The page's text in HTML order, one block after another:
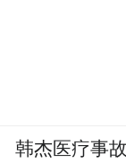
韩杰医疗事